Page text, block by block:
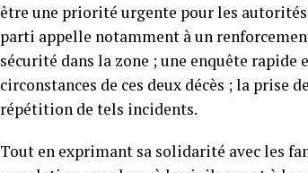
être une priorité urgente pour les
parti appelle notamment à un
sécurité dans la zone ; une enquête
circonstances de ces deux décès ; la prise
répétition de tels incidents.
Tout en exprimant sa solidarité avec les